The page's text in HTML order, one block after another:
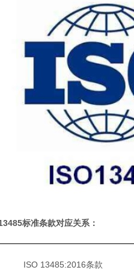
标准条款对应关系：
ISO 13485:2016条款